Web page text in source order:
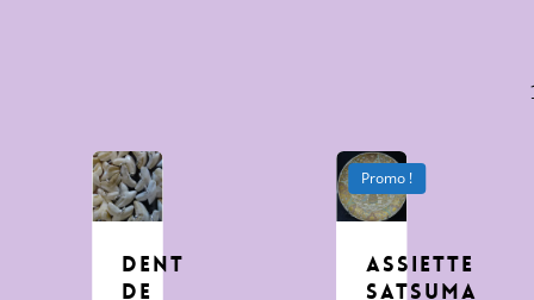
dent
de
Promo !
Assiette
Satsuma